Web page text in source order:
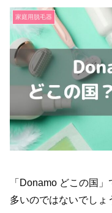
家庭用脱毛器
「Donamo どこの国
多いのではないでしょ